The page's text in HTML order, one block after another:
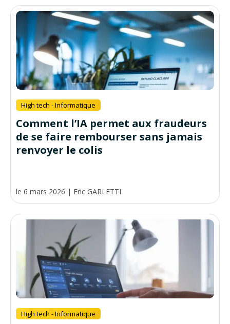
High tech - Informatique
Comment l’IA permet aux fraudeurs
de se faire rembourser sans jamais
renvoyer le colis
le 6 mars 2026 | Eric GARLETTI
High tech - Informatique